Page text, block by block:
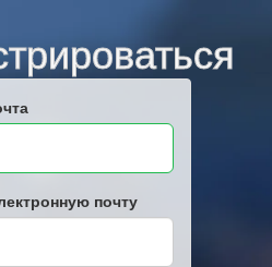
почту